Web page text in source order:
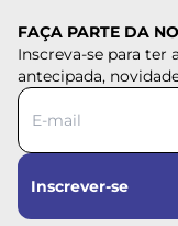
FAÇA PARTE DA
Inscreva-se para ter
antecipada,
Inscrever-se